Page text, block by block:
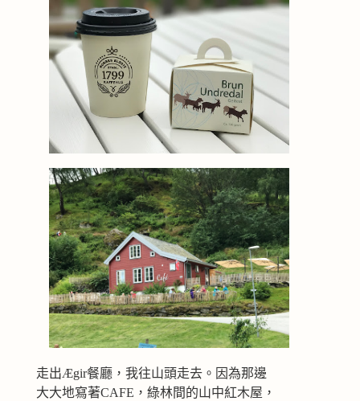
走出Ægir餐廳，我往山頭走去。因為那邊
大大地寫著CAFE，綠林間的山中紅木屋，